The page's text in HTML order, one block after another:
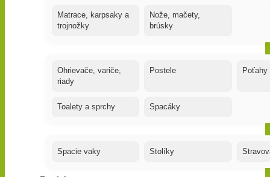
Matrace, karpsaky a
trojnožky
Nože, mačety,
brúsky
Ohrievače, variče,
riady
Postele Poťahy
Toalety a sprchy Spacáky
Spacie vaky Stolíky